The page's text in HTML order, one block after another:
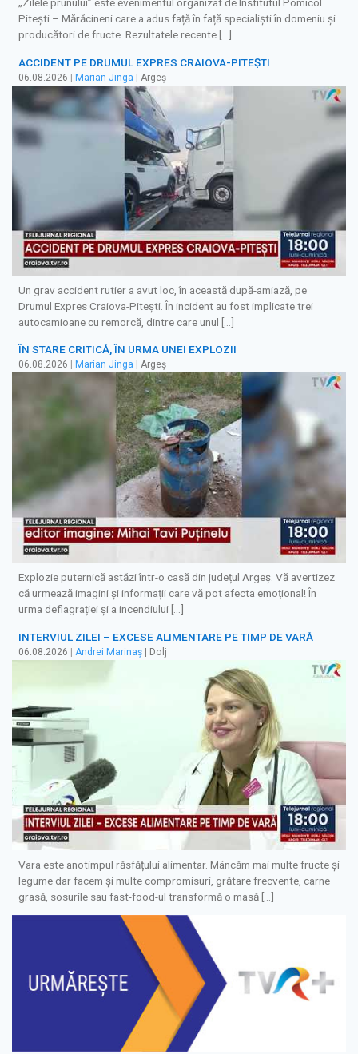
„Zilele prunului” este evenimentul organizat de Institutul Pomicol
Pitești – Mărăcineni care a adus față în față specialiști în domeniu și
producători de fructe. Rezultatele recente […]
ACCIDENT PE DRUMUL EXPRES CRAIOVA-PITEȘTI
06.08.2026 Marian Jinga | Argeș
Un grav accident rutier a avut loc, în această după-amiază, pe
Drumul Expres Craiova-Pitești. În incident au fost implicate trei
autocamioane cu remorcă, dintre care unul […]
ÎN STARE CRITICĂ, ÎN URMA UNEI EXPLOZII
06.08.2026 Marian Jinga | Argeș
Explozie puternică astăzi într-o casă din județul Argeș. Vă avertizez
că urmează imagini și informații care vă pot afecta emoțional! În
urma deflagrației și a incendiului […]
INTERVIUL ZILEI – EXCESE ALIMENTARE PE TIMP DE VARĂ
06.08.2026 | Andrei Marinaș | Dolj
Vara este anotimpul răsfățului alimentar. Mâncăm mai multe fructe și
legume dar facem și multe compromisuri, grătare frecvente, carne
grasă, sosurile sau fast-food-ul transformă o masă […]